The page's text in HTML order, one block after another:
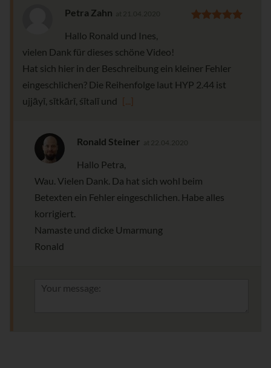
Petra Zahn
Hallo Ronald und Ines,
vielen Dank für dieses schöne Video!
Hat sich hier in der Beschreibung ein kleiner Fehler
eingeschlichen? Die Reihenfolge laut HYP 2.44 ist
ujjāyī, sītkārī, śītalī und [...]
Ronald Steiner at 22.04.2020
Hallo Petra,
Wau. Vielen Dank. Da hat sich wohl beim
Betexten ein Fehler eingeschlichen. Habe alles
korrigiert.
Namaste und dicke Umarmung
Ronald